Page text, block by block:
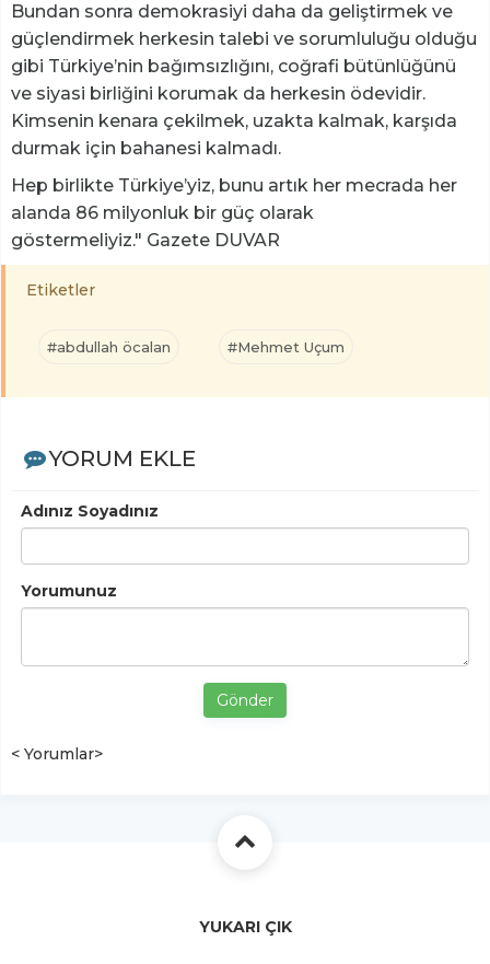
Bundan sonra demokrasiyi daha da geliştirmek ve
güçlendirmek herkesin talebi ve sorumluluğu olduğu
gibi Türkiye’nin bağımsızlığını, coğrafi bütünlüğünü
ve siyasi birliğini korumak da herkesin ödevidir.
Kimsenin kenara çekilmek, uzakta kalmak, karşıda
durmak için bahanesi kalmadı.
Hep birlikte Türkiye’yiz, bunu artık her mecrada her
alanda 86 milyonluk bir güç olarak
göstermeliyiz." Gazete DUVAR
Etiketler
#abdullah öcalan #Mehmet Uçum
YORUM EKLE
Adınız Soyadınız
Yorumunuz
Gönder
< Yorumlar>
YUKARI ÇIK